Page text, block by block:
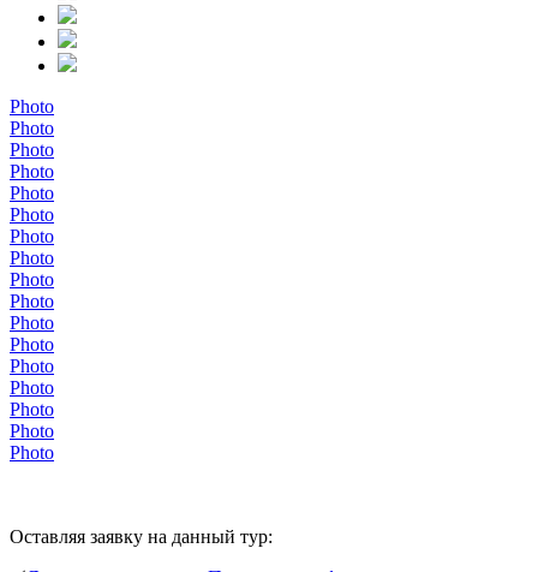
Photo
Photo
Photo
Photo
Photo
Photo
Photo
Photo
Photo
Photo
Photo
Photo
Photo
Photo
Photo
Photo
Photo
Оставляя заявку на данный тур: